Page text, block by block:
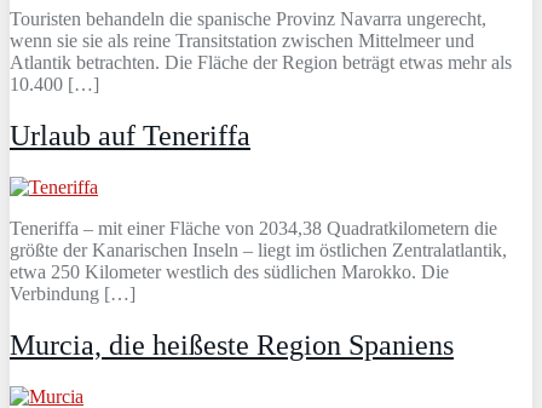
Touristen behandeln die spanische Provinz Navarra ungerecht,
wenn sie sie als reine Transitstation zwischen Mittelmeer und
Atlantik betrachten. Die Fläche der Region beträgt etwas mehr als
10.400 […]
Urlaub auf Teneriffa
Teneriffa – mit einer Fläche von 2034,38 Quadratkilometern die
größte der Kanarischen Inseln – liegt im östlichen Zentralatlantik,
etwa 250 Kilometer westlich des südlichen Marokko. Die
Verbindung […]
Murcia, die heißeste Region Spaniens